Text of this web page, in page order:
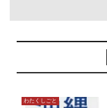
わたくしごと